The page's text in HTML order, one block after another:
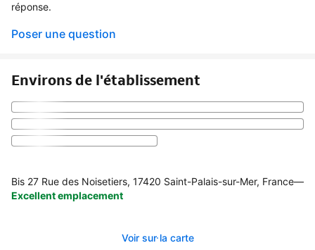
réponse.
Poser une question
Environs de l'établissement
Bis 27 Rue des Noisetiers, 17420 Saint-Palais-sur-Mer, France—
Excellent emplacement
Voir sur la carte